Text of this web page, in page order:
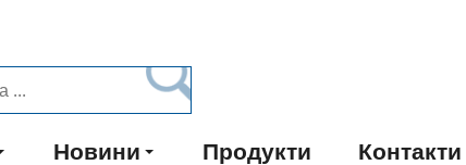
Новини Продукти Контакти